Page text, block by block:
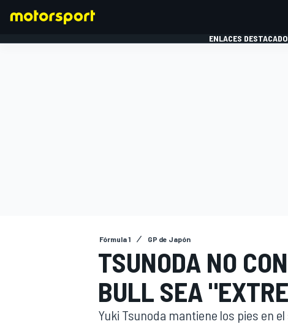
ENLACES
Fórmula 1 GP de Japón
TSUNODA NO
BULL SEA
Yuki Tsunoda mantiene los pies en